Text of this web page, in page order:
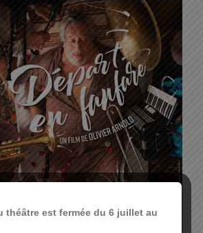
théâtre est fermée du 6 juillet au